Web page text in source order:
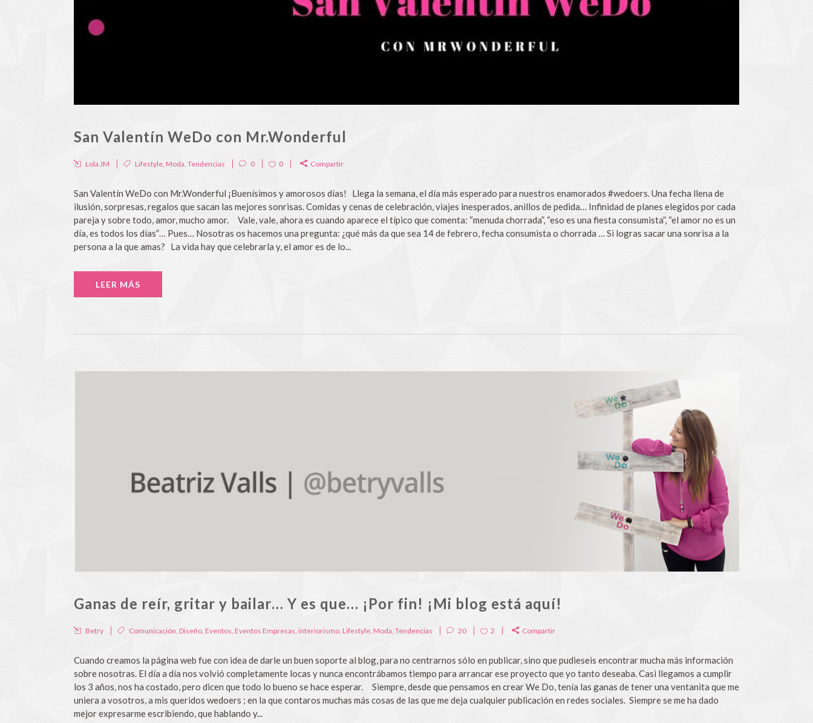
San Valentín WeDo con Mr.Wonderful
Lola JM Lifestyle Moda Tendencias 0 0 Compartir
San Valentín WeDo con Mr.Wonderful ¡Buenísimos y amorosos días! Llega la semana, el día más esperado para nuestros enamorados #wedoers. Una fecha llena de
ilusión, sorpresas, regalos que sacan las mejores sonrisas. Comidas y cenas de celebración, viajes inesperados, anillos de pedida… Infinidad de planes elegidos por cada
pareja y sobre todo, amor, mucho amor. Vale, vale, ahora es cuando aparece el típico que comenta: “menuda chorrada”, “eso es una fiesta consumista”, “el amor no es un
día, es todos los días”… Pues… Nosotras os hacemos una pregunta: ¿qué más da que sea 14 de febrero, fecha consumista o chorrada … Si logras sacar una sonrisa a la
persona a la que amas? La vida hay que celebrarla y, el amor es de lo...
LEER MÁS
Ganas de reír, gritar y bailar… Y es que… ¡Por fin! ¡Mi blog está aquí!
Betry Comunicación Diseño Eventos Eventos Empresas interiorismo Lifestyle Moda Tendencias 20 2 Compartir
Cuando creamos la página web fue con idea de darle un buen soporte al blog, para no centrarnos sólo en publicar, sino que pudieseis encontrar mucha más información
sobre nosotras. El día a día nos volvió completamente locas y nunca encontrábamos tiempo para arrancar ese proyecto que yo tanto deseaba. Casi llegamos a cumplir
los 3 años, nos ha costado, pero dicen que todo lo bueno se hace esperar. Siempre, desde que pensamos en crear We Do, tenía las ganas de tener una ventanita que me
uniera a vosotros, a mis queridos wedoers ; en la que contaros muchas más cosas de las que me deja cualquier publicación en redes sociales. Siempre se me ha dado
mejor expresarme escribiendo, que hablando y...